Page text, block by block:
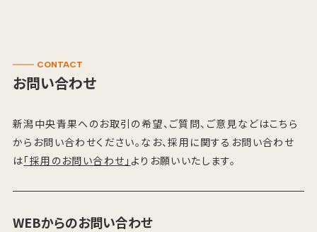
CONTACT
お問い合わせ
新潟中央青果へのお取引の希望、ご質問、ご意見などはこちら
からお問い合わせください。なお、採用に関するお問い合わせ
は「採用のお問い合わせ」 よりお願いいたします。
WEBからのお問い合わせ